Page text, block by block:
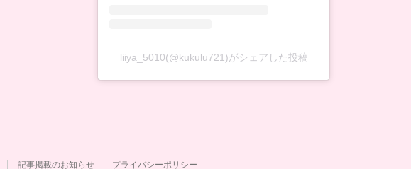
liiya_5010(@kukulu721)がシェアした投稿
記事掲載のお知らせ プライバシーポリシー